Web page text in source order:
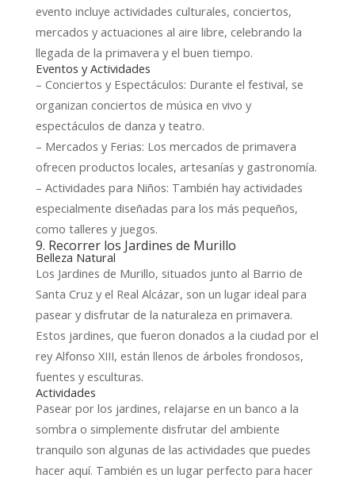
evento incluye actividades culturales, conciertos,
mercados y actuaciones al aire libre, celebrando la
llegada de la primavera y el buen tiempo.
Eventos y Actividades
– Conciertos y Espectáculos: Durante el festival, se
organizan conciertos de música en vivo y
espectáculos de danza y teatro.
– Mercados y Ferias: Los mercados de primavera
ofrecen productos locales, artesanías y gastronomía.
– Actividades para Niños: También hay actividades
especialmente diseñadas para los más pequeños,
como talleres y juegos.
9. Recorrer los Jardines de Murillo
Belleza Natural
Los Jardines de Murillo, situados junto al Barrio de
Santa Cruz y el Real Alcázar, son un lugar ideal para
pasear y disfrutar de la naturaleza en primavera.
Estos jardines, que fueron donados a la ciudad por el
rey Alfonso XIII, están llenos de árboles frondosos,
fuentes y esculturas.
Actividades
Pasear por los jardines, relajarse en un banco a la
sombra o simplemente disfrutar del ambiente
tranquilo son algunas de las actividades que puedes
hacer aquí. También es un lugar perfecto para hacer